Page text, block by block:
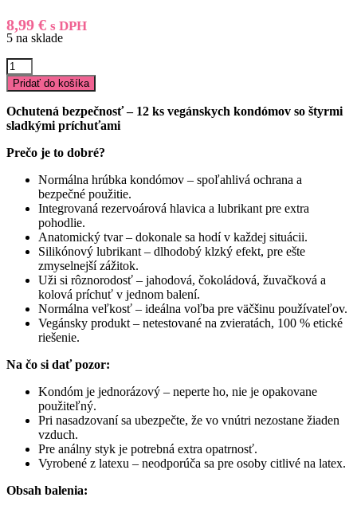
8,99 € s DPH
5 na sklade
množstvo
EXS
Zmiešané
-
kondómy
rôzne
Pridať do košíka
Ochutená bezpečnosť – 12 ks vegánskych kondómov so štyrmi
sladkými príchuťami
Prečo je to dobré?
Normálna hrúbka kondómov – spoľahlivá ochrana a
bezpečné použitie.
Integrovaná rezervoárová hlavica a lubrikant pre extra
pohodlie.
Anatomický tvar – dokonale sa hodí v každej situácii.
Silikónový lubrikant – dlhodobý klzký efekt, pre ešte
zmyselnejší zážitok.
Uži si rôznorodosť – jahodová, čokoládová, žuvačková a
kolová príchuť v jednom balení.
Normálna veľkosť – ideálna voľba pre väčšinu používateľov.
Vegánsky produkt – netestované na zvieratách, 100 % etické
riešenie.
Na čo si dať pozor:
Kondóm je jednorázový – neperte ho, nie je opakovane
použiteľný.
Pri nasadzovaní sa ubezpečte, že vo vnútri nezostane žiaden
vzduch.
Pre análny styk je potrebná extra opatrnosť.
Vyrobené z latexu – neodporúča sa pre osoby citlivé na latex.
Obsah balenia: